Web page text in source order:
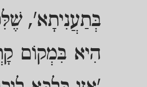
בְּתַעֲנִיתָא',
הִיא בִּמְקוֹם